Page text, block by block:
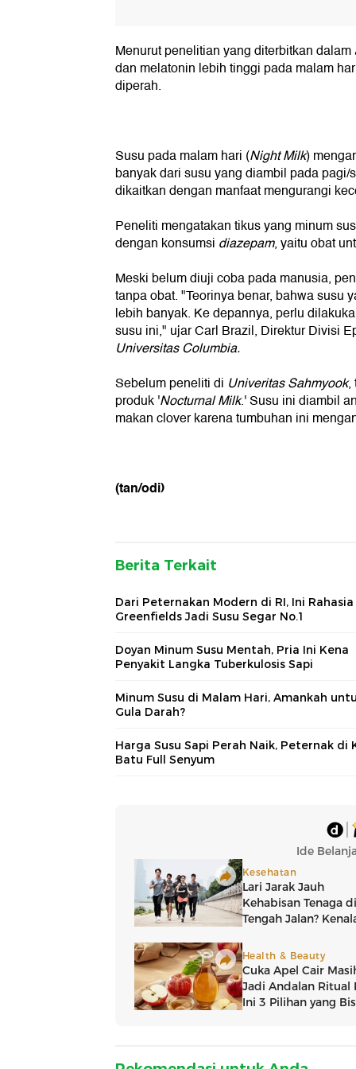
Menurut penelitian yang diterbitkan dalam
dan melatonin lebih tinggi pada malam
diperah.
Susu pada malam hari (Night Milk)
banyak dari susu yang diambil pada pagi/
dikaitkan dengan manfaat mengurangi
Peneliti mengatakan tikus yang minum
dengan konsumsi diazepam, yaitu obat
Meski belum diuji coba pada manusia,
tanpa obat. "Teorinya benar, bahwa susu
lebih banyak. Ke depannya, perlu
susu ini," ujar Carl Brazil, Direktur Divisi
Universitas Columbia.
Sebelum peneliti di Univeritas Sahmyook,
produk 'Nocturnal Milk.' Susu ini diambil
makan clover karena tumbuhan ini
(tan/odi)
Berita Terkait
Dari Peternakan Modern di RI, Ini Rahasia
Greenfields Jadi Susu Segar No.1
Doyan Minum Susu Mentah, Pria Ini Kena
Penyakit Langka Tuberkulosis Sapi
Minum Susu di Malam Hari, Amankah
Gula Darah?
Harga Susu Sapi Perah Naik, Peternak di
Batu Full Senyum